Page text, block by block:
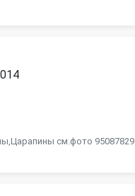
см.фото 95087829